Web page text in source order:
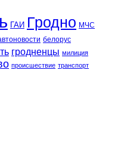
ГАИ Гродно МЧС
белорус
гродненцы милиция
происшествие транспорт